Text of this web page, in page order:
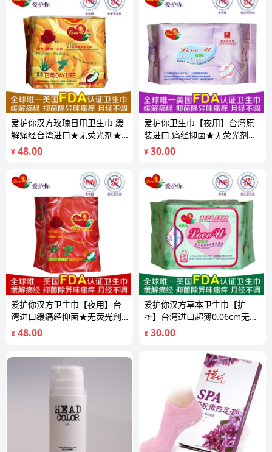
爱护你汉方玫瑰日用卫生巾 缓
解痛经台湾进口★无荧光剂★
无甲醛
¥ 48.00
爱护你卫生巾【夜用】台湾原
装进口 痛经抑菌★无荧光剂★
无甲醛
¥ 30.00
爱护你汉方卫生巾【夜用】台
湾进口缓痛经抑菌★无荧光剂
★无甲醛
¥ 48.00
爱护你汉方草本卫生巾【护
垫】台湾进口超薄0.06cm无荧
光剂无甲醛
¥ 30.00